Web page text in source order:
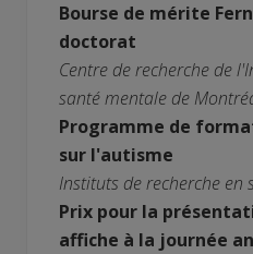
Bourse de mérite
doctorat
Centre de recherche de
santé mentale de
Programme de
sur l'autisme
Instituts de recherche en
Prix pour la
affiche à la journée